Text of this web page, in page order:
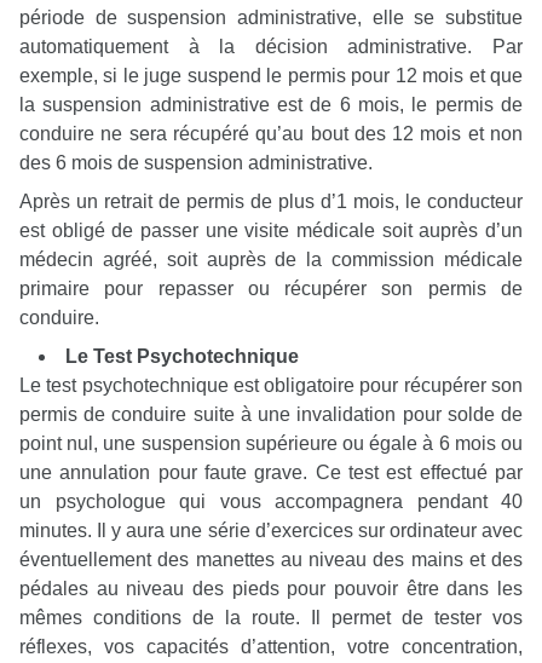
période de suspension administrative, elle se substitue
automatiquement à la décision administrative. Par
exemple, si le juge suspend le permis pour 12 mois et que
la suspension administrative est de 6 mois, le permis de
conduire ne sera récupéré qu’au bout des 12 mois et non
des 6 mois de suspension administrative.
Après un retrait de permis de plus d’1 mois, le conducteur
est obligé de passer une visite médicale soit auprès d’un
médecin agréé, soit auprès de la commission médicale
primaire pour repasser ou récupérer son permis de
conduire.
Le Test Psychotechnique
Le test psychotechnique est obligatoire pour récupérer son
permis de conduire suite à une invalidation pour solde de
point nul, une suspension supérieure ou égale à 6 mois ou
une annulation pour faute grave. Ce test est effectué par
un psychologue qui vous accompagnera pendant 40
minutes. Il y aura une série d’exercices sur ordinateur avec
éventuellement des manettes au niveau des mains et des
pédales au niveau des pieds pour pouvoir être dans les
mêmes conditions de la route. Il permet de tester vos
réflexes, vos capacités d’attention, votre concentration,